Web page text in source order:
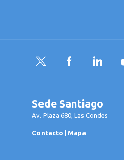
Twitter FacebookLinkedIn
Sede Santiago
Av. Plaza 680, Las Condes
Contacto | Mapa